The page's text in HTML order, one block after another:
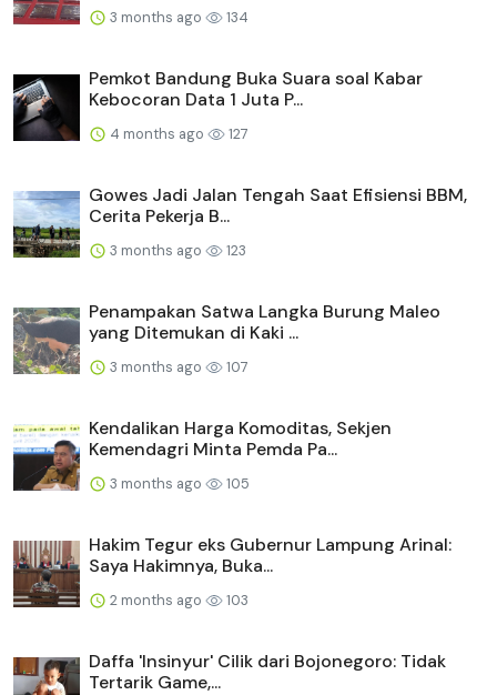
3 months ago 134
Pemkot Bandung Buka Suara soal Kabar
Kebocoran Data 1 Juta P...
4 months ago 127
Gowes Jadi Jalan Tengah Saat Efisiensi BBM,
Cerita Pekerja B...
3 months ago 123
Penampakan Satwa Langka Burung Maleo
yang Ditemukan di Kaki ...
3 months ago 107
Kendalikan Harga Komoditas, Sekjen
Kemendagri Minta Pemda Pa...
3 months ago 105
Hakim Tegur eks Gubernur Lampung Arinal:
Saya Hakimnya, Buka...
2 months ago 103
Daffa 'Insinyur' Cilik dari Bojonegoro: Tidak
Tertarik Game,...